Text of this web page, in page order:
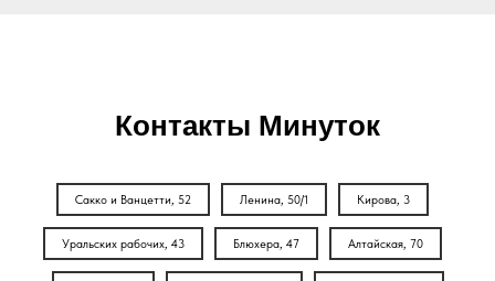
Контакты Минуток
Сакко и Ванцетти, 52 Ленина, 50/1 Кирова, 3
Уральских рабочих, 43 Блюхера, 47 Алтайская, 70